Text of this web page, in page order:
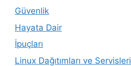
Güvenlik
Hayata Dair
İpuçları
Linux Dağıtımları ve Servisleri